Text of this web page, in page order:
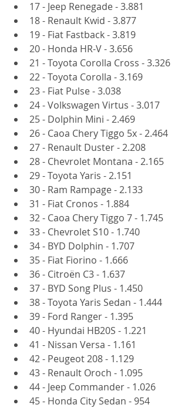
17 - Jeep Renegade - 3.881
18 - Renault Kwid - 3.877
19 - Fiat Fastback - 3.819
20 - Honda HR-V - 3.656
21 - Toyota Corolla Cross - 3.326
22 - Toyota Corolla - 3.169
23 - Fiat Pulse - 3.038
24 - Volkswagen Virtus - 3.017
25 - Dolphin Mini - 2.469
26 - Caoa Chery Tiggo 5x - 2.464
27 - Renault Duster - 2.208
28 - Chevrolet Montana - 2.165
29 - Toyota Yaris - 2.151
30 - Ram Rampage - 2.133
31 - Fiat Cronos - 1.884
32 - Caoa Chery Tiggo 7 - 1.745
33 - Chevrolet S10 - 1.740
34 - BYD Dolphin - 1.707
35 - Fiat Fiorino - 1.666
36 - Citroën C3 - 1.637
37 - BYD Song Plus - 1.450
38 - Toyota Yaris Sedan - 1.444
39 - Ford Ranger - 1.395
40 - Hyundai HB20S - 1.221
41 - Nissan Versa - 1.161
42 - Peugeot 208 - 1.129
43 - Renault Oroch - 1.095
44 - Jeep Commander - 1.026
45 - Honda City Sedan - 954